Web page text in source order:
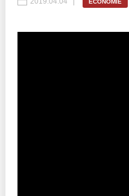
ECONOMIE